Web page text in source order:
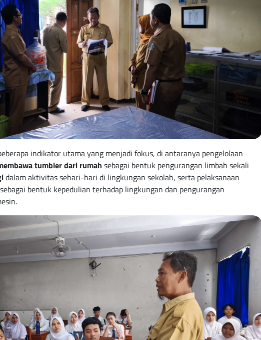
indikator utama yang menjadi fokus, di antaranya pengelolaan
tumbler dari rumah sebagai bentuk pengurangan limbah sekali
dalam aktivitas sehari-hari di lingkungan sekolah, serta pelaksanaan
sebagai bentuk kepedulian terhadap lingkungan dan pengurangan